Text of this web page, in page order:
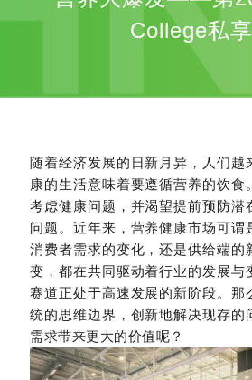
College私
随着经济发展的日新月异，人们越
康的生活意味着要遵循营养的饮食
考虑健康问题，并渴望提前预防潜
问题。近年来，营养健康市场可谓
消费者需求的变化，还是供给端的
变，都在共同驱动着行业的发展与
赛道正处于高速发展的新阶段。那
统的思维边界，创新地解决现存的
需求带来更大的价值呢？